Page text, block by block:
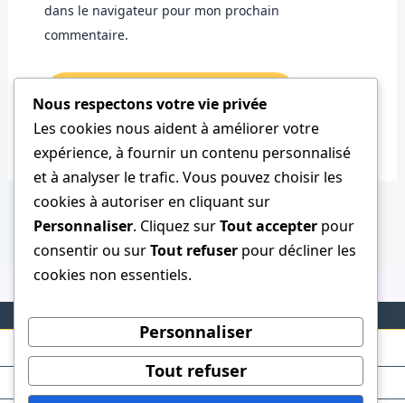
dans le navigateur pour mon prochain
commentaire.
Nous respectons votre vie privée
Les cookies nous aident à améliorer votre
expérience, à fournir un contenu personnalisé
et à analyser le trafic. Vous pouvez choisir les
cookies à autoriser en cliquant sur
Personnaliser. Cliquez surTout accepter pour
consentir ou surTout refuser pour décliner les
cookies non essentiels.
Personnaliser
Tout refuser